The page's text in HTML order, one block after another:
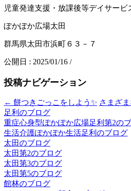
児童発達支援・放課後等デイサービ
ぽかぽか広場太田
群馬県太田市浜町６３－７
公開日 : 2025/01/16 /
投稿ナビゲーション
← 餅つきごっこをしよう✨ さまざ
足利のブログ
重症心身型ぽかぽか広場足利第2の
生活介護ぽかぽか生活足利のブログ
太田のブログ
太田第2のブログ
太田第3のブログ
太田第5のブログ
館林のブログ